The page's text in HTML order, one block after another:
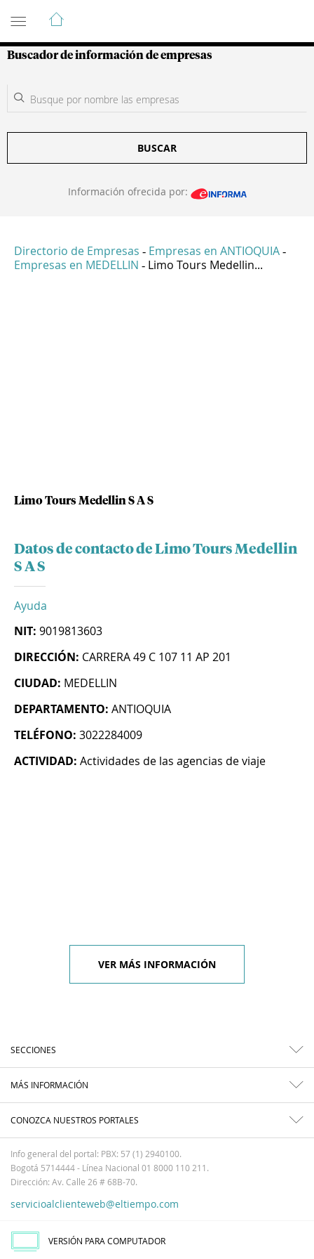
Guía de Empresas Colombianas
Buscador de información de empresas
BUSCAR
Información ofrecida por:
Directorio de Empresas - Empresas en ANTIOQUIA -
Empresas en MEDELLIN - Limo Tours Medellin...
Limo Tours Medellin S A S
Datos de contacto de Limo Tours Medellin
S A S
Ayuda
NIT: 9019813603
DIRECCIÓN: CARRERA 49 C 107 11 AP 201
CIUDAD: MEDELLIN
DEPARTAMENTO: ANTIOQUIA
TELÉFONO: 3022284009
ACTIVIDAD: Actividades de las agencias de viaje
VER MÁS INFORMACIÓN
SECCIONES
MÁS INFORMACIÓN
CONOZCA NUESTROS PORTALES
Info general del portal: PBX: 57 (1) 2940100.
Bogotá 5714444 - Línea Nacional 01 8000 110 211.
Dirección: Av. Calle 26 # 68B-70.
servicioalclienteweb@eltiempo.com
VERSIÓN PARA COMPUTADOR